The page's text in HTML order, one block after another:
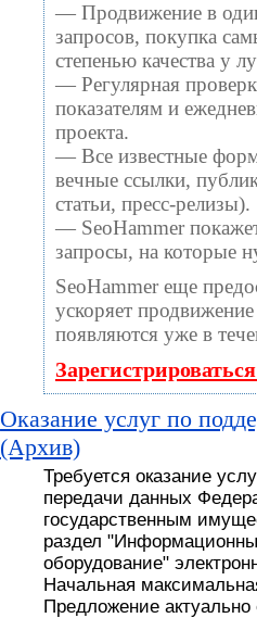
— Продвижение в
запросов, покупка
степенью качества у
— Регулярная
показателям и
проекта.
— Все известные
вечные ссылки,
статьи, пресс-релизы).
— SeoHammer
запросы, на которые
SeoHammer еще
ускоряет
появляются уже в
Оказание услуг по
(Архив)
Требуется оказание
передачи данных
государственным
раздел
оборудование"
Начальная
Предложение